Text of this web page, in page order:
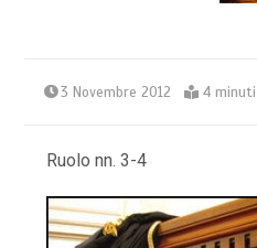
3 Novembre 2012 4 minuti
Ruolo nn. 3-4